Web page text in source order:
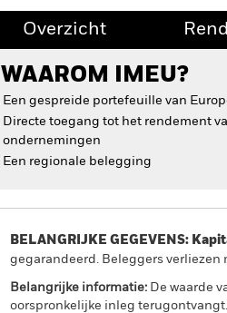
Overzicht
WAAROM IMEU?
Een gespreide portefeuille van
Directe toegang tot het rendement
ondernemingen
Een regionale belegging
BELANGRIJKE GEGEVENS:
gegarandeerd. Beleggers
Belangrijke informatie: De waarde
oorspronkelijke inleg terugontvangt.